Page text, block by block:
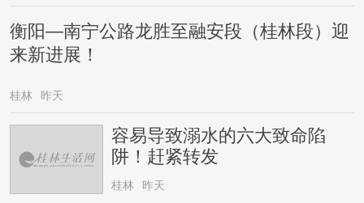
衡阳—南宁公路龙胜至融安段（桂林段）迎
来新进展！
桂林 昨天
容易导致溺水的六大致命陷
阱！赶紧转发
桂林 昨天